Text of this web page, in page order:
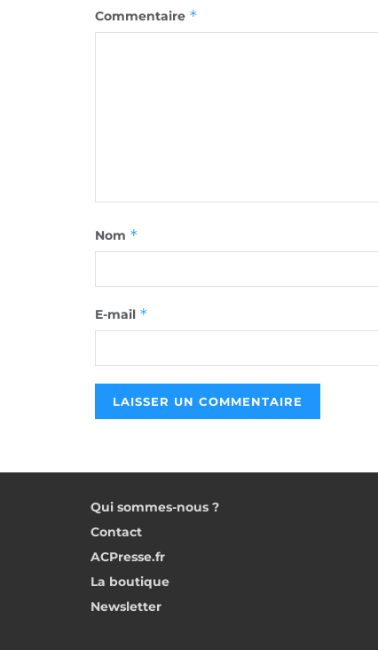
Commentaire *
Nom *
E-mail *
Qui sommes-nous ?
Contact
ACPresse.fr
La boutique
Newsletter